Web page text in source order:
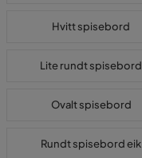
Hvitt spisebord
Lite rundt spisebord
Ovalt spisebord
Rundt spisebord eik